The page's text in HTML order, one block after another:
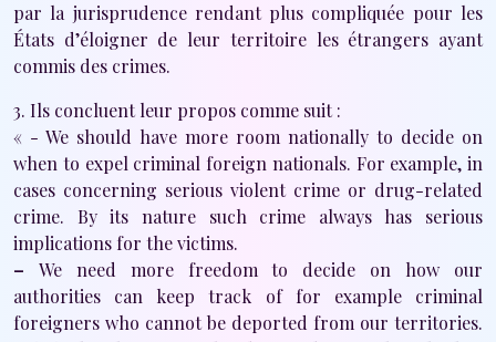
par la jurisprudence rendant plus compliquée pour les
États d’éloigner de leur territoire les étrangers ayant
commis des crimes.
3. Ils concluent leur propos comme suit :
« - We should have more room nationally to decide on
when to expel criminal foreign nationals. For example, in
cases concerning serious violent crime or drug-related
crime. By its nature such crime always has serious
implications for the victims.
– We need more freedom to decide on how our
authorities can keep track of for example criminal
foreigners who cannot be deported from our territories.